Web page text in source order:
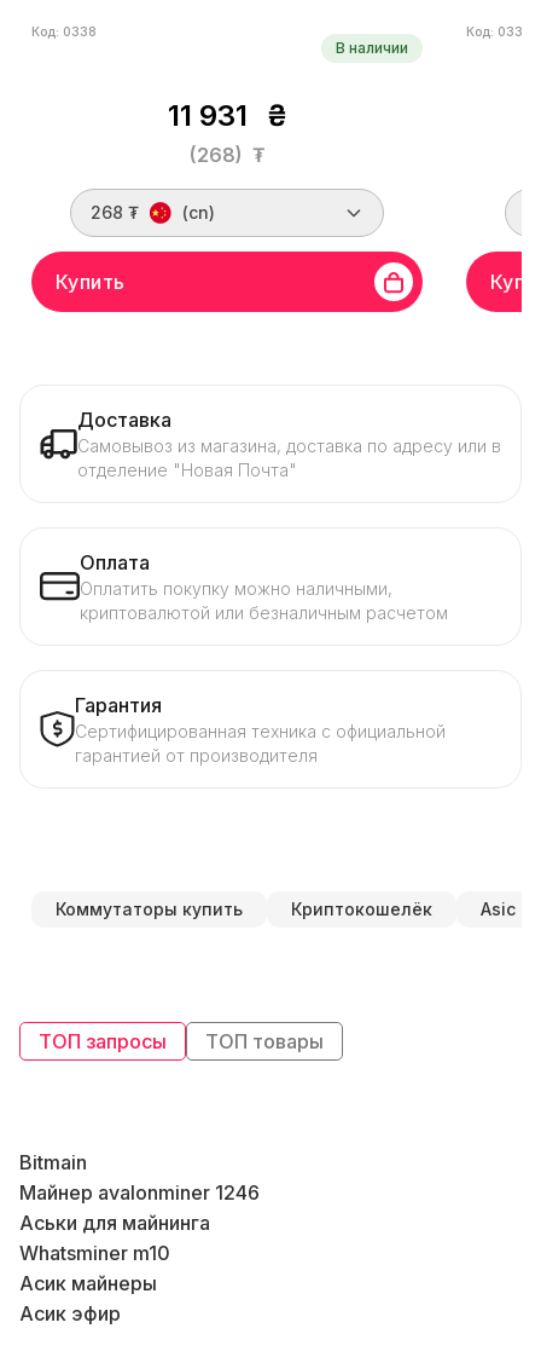
Код: 0338
В наличии
11 931 ₴
(268) ₮
268 ₮ (cn)
Купить
Код: 0339
Доставка
Самовывоз из магазина, доставка по адресу или в
отделение "Новая Почта"
Оплата
Оплатить покупку можно наличными,
криптовалютой или безналичным расчетом
Гарантия
Сертифицированная техника с официальной
гарантией от производителя
Коммутаторы купить Криптокошелёк Asic
ТОП запросы ТОП товары
Bitmain
Майнер avalonminer 1246
Аськи для майнинга
Whatsminer m10
Асик майнеры
Асик эфир